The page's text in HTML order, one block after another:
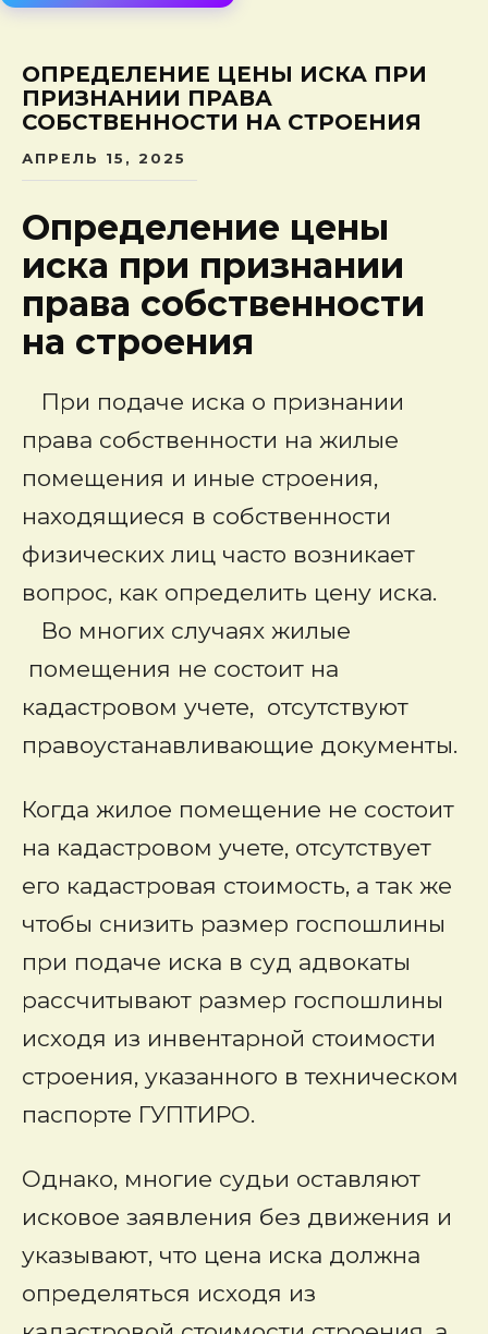
ОПРЕДЕЛЕНИЕ ЦЕНЫ ИСКА ПРИ
ПРИЗНАНИИ ПРАВА
СОБСТВЕННОСТИ НА СТРОЕНИЯ
АПРЕЛЬ 15, 2025
Определение цены
иска при признании
права собственности
на строения
При подаче иска о признании
права собственности на жилые
помещения и иные строения,
находящиеся в собственности
физических лиц часто возникает
вопрос, как определить цену иска.
Во многих случаях жилые
помещения не состоит на
кадастровом учете, отсутствуют
правоустанавливающие документы.
Когда жилое помещение не состоит
на кадастровом учете, отсутствует
его кадастровая стоимость, а так же
чтобы снизить размер госпошлины
при подаче иска в суд адвокаты
рассчитывают размер госпошлины
исходя из инвентарной стоимости
строения, указанного в техническом
паспорте ГУПТИРО.
Однако, многие судьи оставляют
исковое заявления без движения и
указывают, что цена иска должна
определяться исходя из